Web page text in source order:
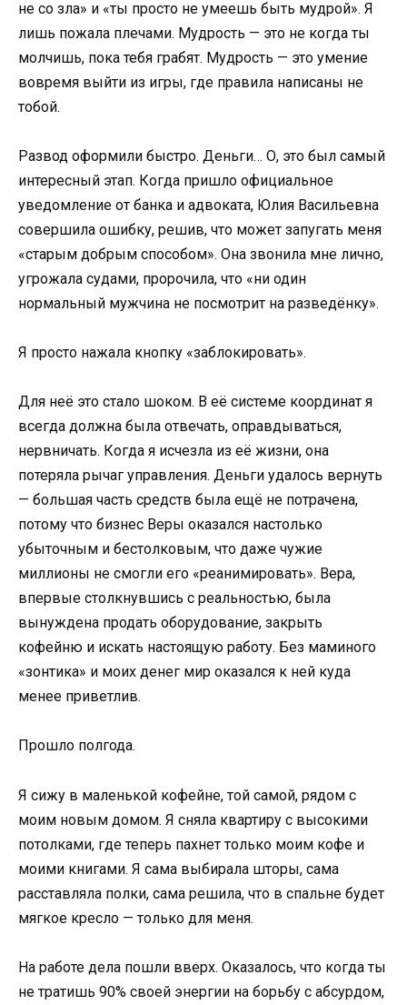
не со зла» и «ты просто не умеешь быть мудрой». Я
лишь пожала плечами. Мудрость — это не когда ты
молчишь, пока тебя грабят. Мудрость — это умение
вовремя выйти из игры, где правила написаны не
тобой.
Развод оформили быстро. Деньги… О, это был самый
интересный этап. Когда пришло официальное
уведомление от банка и адвоката, Юлия Васильевна
совершила ошибку, решив, что может запугать меня
«старым добрым способом». Она звонила мне лично,
угрожала судами, пророчила, что «ни один
нормальный мужчина не посмотрит на разведёнку».
Я просто нажала кнопку «заблокировать».
Для неё это стало шоком. В её системе координат я
всегда должна была отвечать, оправдываться,
нервничать. Когда я исчезла из её жизни, она
потеряла рычаг управления. Деньги удалось вернуть
— большая часть средств была ещё не потрачена,
потому что бизнес Веры оказался настолько
убыточным и бестолковым, что даже чужие
миллионы не смогли его «реанимировать». Вера,
впервые столкнувшись с реальностью, была
вынуждена продать оборудование, закрыть
кофейню и искать настоящую работу. Без маминого
«зонтика» и моих денег мир оказался к ней куда
менее приветлив.
Прошло полгода.
Я сижу в маленькой кофейне, той самой, рядом с
моим новым домом. Я сняла квартиру с высокими
потолками, где теперь пахнет только моим кофе и
моими книгами. Я сама выбирала шторы, сама
расставляла полки, сама решила, что в спальне будет
мягкое кресло — только для меня.
На работе дела пошли вверх. Оказалось, что когда ты
не тратишь 90% своей энергии на борьбу с абсурдом,